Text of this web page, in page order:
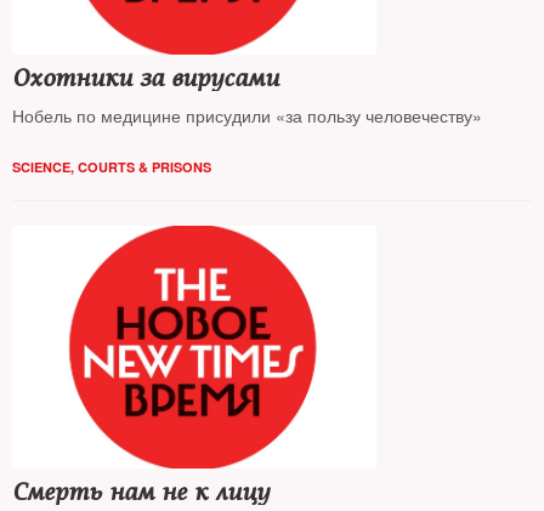
Охотники за вирусами
Нобель по медицине присудили «за пользу человечеству»
SCIENCE, COURTS & PRISONS
Смерть нам не к лицу